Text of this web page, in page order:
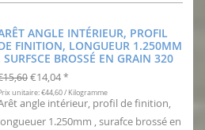
ANGLE INTÉRIEUR, PROFIL
FINITION, LONGUEUR 1.250MM
SURFSCE BROSSÉ EN GRAIN 320
€14,04 *
unitaire: €44,60 / Kilogramme
angle intérieur, profil de finition,
1.250mm , surafce brossé en